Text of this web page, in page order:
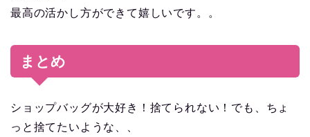
最高の活かし方ができて嬉しいです。。
まとめ
ショップバッグが大好き！捨てられない！でも、ちょ
っと捨てたいような、、